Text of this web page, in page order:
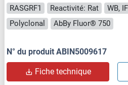
RASGRF1 Reactivité: Rat WB,
Polyclonal
AbBy Fluor® 750
N° du produit ABIN5009617
Fiche technique